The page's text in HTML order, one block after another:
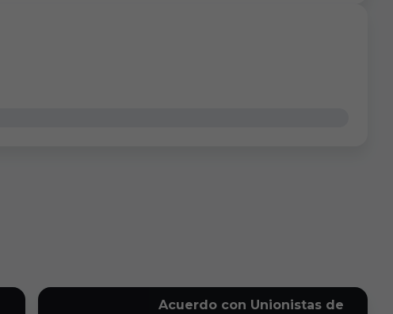
Acuerdo con Unionistas de